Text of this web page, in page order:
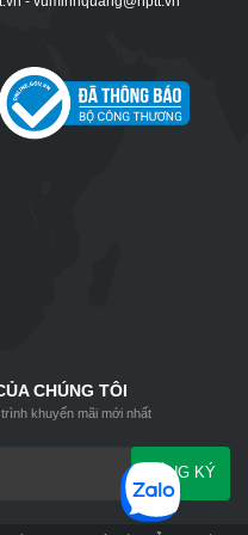
CHÚNG TÔI
khuyến mãi mới nhất
ĐĂNG KÝ